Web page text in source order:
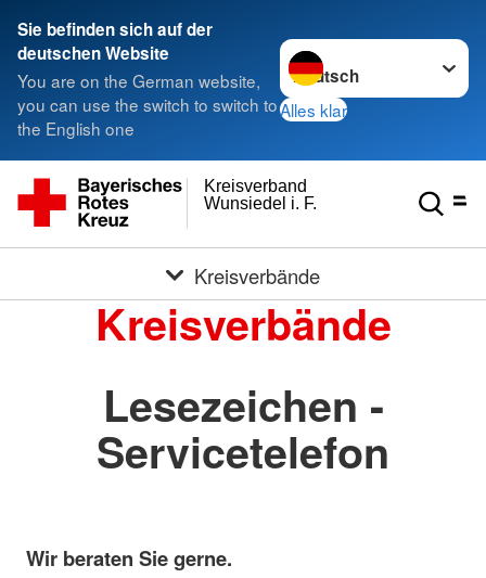
Sie befinden sich auf der
deutschen Website
You are on the German website,
you can use the switch to switch to
the English one
Sprache wechseln zu
Alles klar
Wunsiedel i. F.
Kreisverband
Kreisverbände
Kreisverbände
Lesezeichen -
Servicetelefon
Wir beraten Sie gerne.